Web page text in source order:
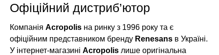
Офіційний дистриб’ютор
Компанія Acropolis на ринку з 1996 року та є
офіційним представником бренду Renesans в Україні.
У інтернет-магазині Acropolis лише оригінальна